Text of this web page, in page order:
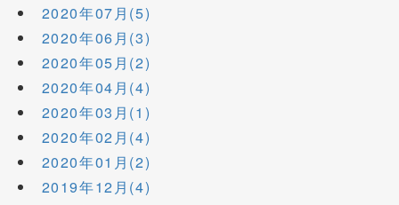
2020年07月(5)
2020年06月(3)
2020年05月(2)
2020年04月(4)
2020年03月(1)
2020年02月(4)
2020年01月(2)
2019年12月(4)